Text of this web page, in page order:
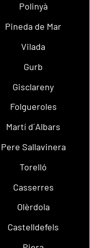
Polinyà
Pineda de Mar
Vilada
Gurb
Gisclareny
Folgueroles
Martí d´Albars
Pere Sallavinera
Torelló
Casserres
Olèrdola
Castelldefels